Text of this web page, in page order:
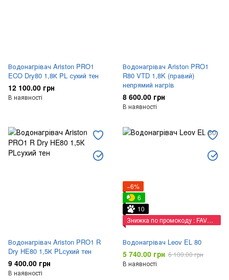
Водонагрівач Ariston PRO1
ECO Dry80 1,8К PL сухий тен
12 100.00 грн
В наявності
Водонагрівач Ariston PRO1
R80 VTD 1,8K (правий)
непрямий нагрiв
8 600.00 грн
В наявності
Водонагрівач Ariston PRO1 R
Dry HE80 1,5К PLсухий тен
9 400.00 грн
В наявності
−6%
6
10
Знижка по промокоду : FAVORIT
Водонагрівач Leov EL 80
5 740.00 грн 6 100.00 грн
В наявності